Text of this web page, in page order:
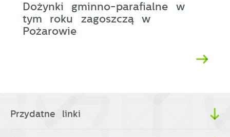
Dożynki gminno-parafialne w
tym roku zagoszczą w
Pożarowie
Przydatne linki